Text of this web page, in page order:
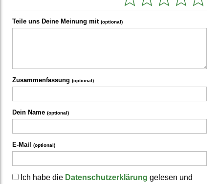
Teile uns Deine Meinung mit (optional)
Zusammenfassung (optional)
Dein Name (optional)
E-Mail (optional)
Ich habe die Datenschutzerklärung gelesen und